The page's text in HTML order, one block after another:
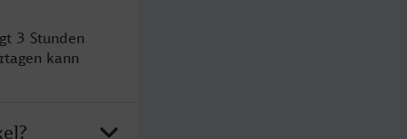
3 Stunden
kann